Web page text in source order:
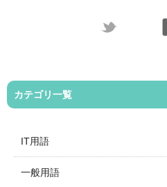
カテゴリ一覧
IT用語
一般用語